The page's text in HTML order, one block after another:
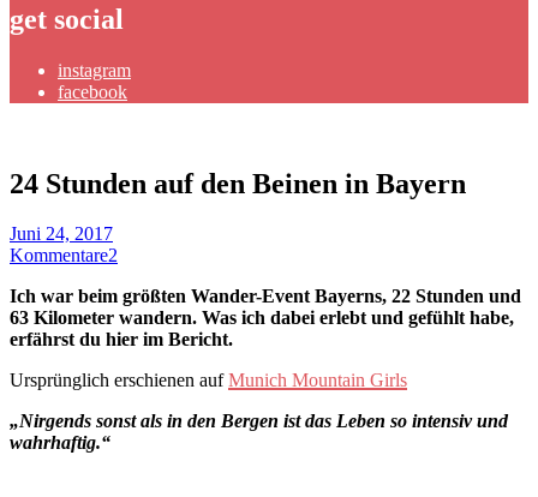
get social
instagram
facebook
24 Stunden auf den Beinen in Bayern
Juni 24, 2017
Kommentare2
Ich war beim größten Wander-Event Bayerns, 22 Stunden und
63 Kilometer wandern. Was ich dabei erlebt und gefühlt habe,
erfährst du hier im Bericht.
Ursprünglich erschienen aufMunich Mountain Girls
„Nirgends sonst als in den Bergen ist das Leben so intensiv und
wahrhaftig.“